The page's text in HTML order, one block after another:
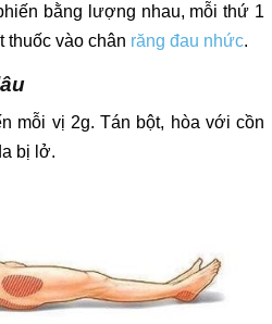
bằng lượng nhau, mỗi thứ 1
thuốc vào chân răng đau nhức.
mỗi vị 2g. Tán bột, hòa với cồn
bị lở.